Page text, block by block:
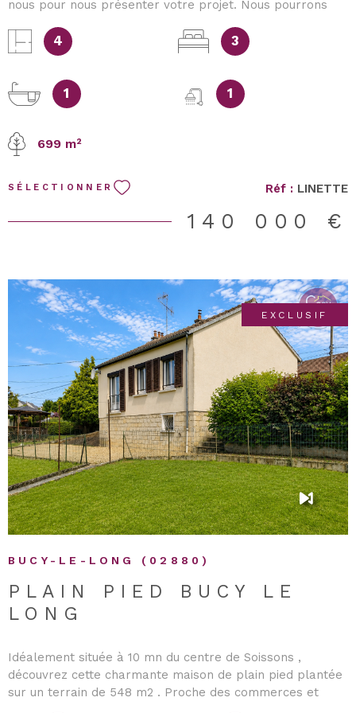
nous pour nous présenter votre projet. Nous pourrons
informer en priorité de nos prochaines opportunités.
COSY, L’Immobilier autrement.
4 3
1 1
699 m²
SÉLECTIONNER Réf : LINETTE
140 000 €
BUCY-LE-LONG (02880)
PLAIN PIED BUCY LE
LONG
Idéalement située à 10 mn du centre de Soissons ,
découvrez cette charmante maison de plain pied plantée
sur un terrain de 548 m2 . Proche des commerces et
EXCLUSIF
VOIR LE BIEN